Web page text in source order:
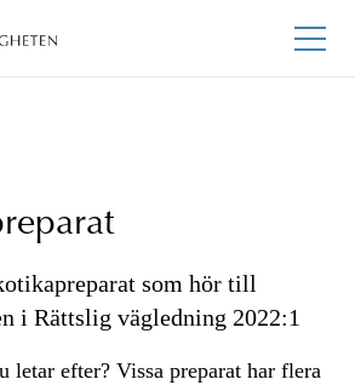
som hör till
i Rättslig vägledning 2022:1
letar efter? Vissa preparat har flera